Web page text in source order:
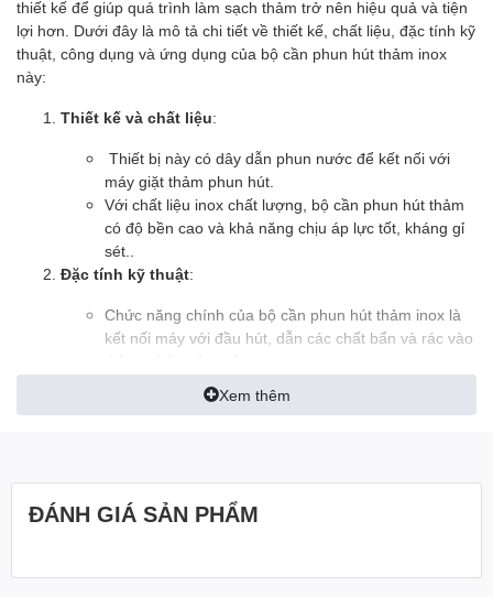
thiết kế để giúp quá trình làm sạch thảm trở nên hiệu quả và tiện
lợi hơn. Dưới đây là mô tả chi tiết về thiết kế, chất liệu, đặc tính kỹ
thuật, công dụng và ứng dụng của bộ cần phun hút thảm inox
này:
Thiết kế và chất liệu:
Thiết bị này có dây dẫn phun nước để kết nối với
máy giặt thảm phun hút.
Với chất liệu inox chất lượng, bộ cần phun hút thảm
có độ bền cao và khả năng chịu áp lực tốt, kháng gỉ
sét..
Đặc tính kỹ thuật:
Chức năng chính của bộ cần phun hút thảm inox là
kết nối máy với đầu hút, dẫn các chất bẩn và rác vào
thùng chứa của máy.
Bộ cần phun hút thảm inox có khả năng chịu nhiệt tốt
và độ bền ổn định.
Khi bộ phun hút hỏng hoặc cần thay thế, việc chỉ cần
Xem thêm
ĐÁNH GIÁ SẢN PHẨM